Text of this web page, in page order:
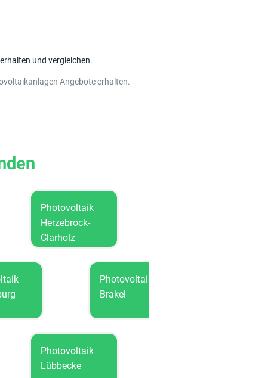
und vergleichen.
Angebote erhalten.
Photovoltaik
Herzebrock-
Clarholz
Photovoltaik
Driburg
Photovoltaik
Lübbecke